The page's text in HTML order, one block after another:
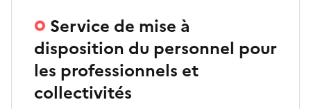
Service de mise à
disposition du personnel pour
les professionnels et
collectivités